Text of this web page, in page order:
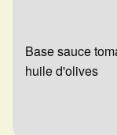
Base sauce
huile d'olives